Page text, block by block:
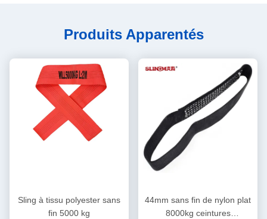
Produits Apparentés
Sling à tissu polyester sans
fin 5000 kg
44mm sans fin de nylon plat
8000kg ceintures